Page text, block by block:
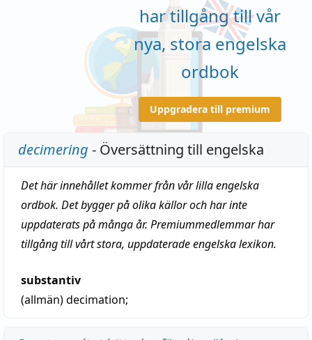
har tillgång till vår
nya, stora engelska
ordbok
Uppgradera till premium
decimering - Översättning till engelska
Det här innehållet kommer från vår lilla engelska
ordbok. Det bygger på olika källor och har inte
uppdaterats på många år. Premiummedlemmar har
tillgång till vårt stora, uppdaterade engelska lexikon.
substantiv
(allmän)decimation;